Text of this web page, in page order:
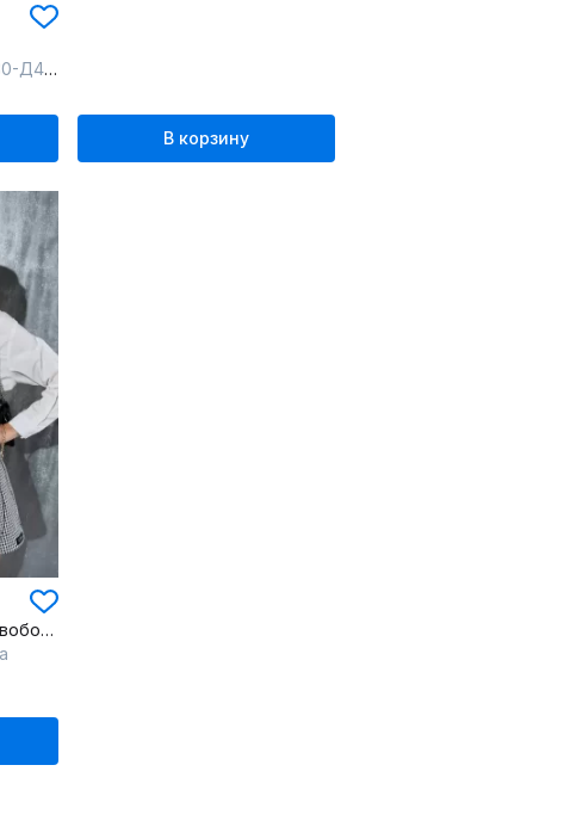
В корзину
Демисезонный жилет свободного кроя из вязаного тканя